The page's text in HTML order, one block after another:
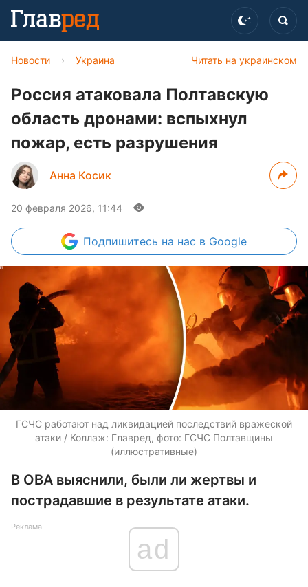
Читать на украинском
Новости › Украина
Россия атаковала Полтавскую
область дронами: вспыхнул
пожар, есть разрушения
Анна Косик
20 февраля 2026, 11:44
Подпишитесь на нас в Google
ГСЧС работают над ликвидацией последствий вражеской
атаки / Коллаж: Главред, фото: ГСЧС Полтавщины
(иллюстративные)
В ОВА выяснили, были ли жертвы и
пострадавшие в результате атаки.
Реклама
ad